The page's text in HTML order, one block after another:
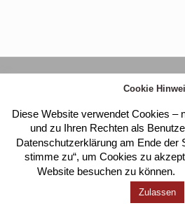
Kloster Heilig Kreuz |
Cookie
Diese Website verwendet Cookies –
und zu Ihren Rechten als
Datenschutzerklärung am Ende der
stimme zu“, um Cookies zu
Website besuchen zu können.
Zulassen